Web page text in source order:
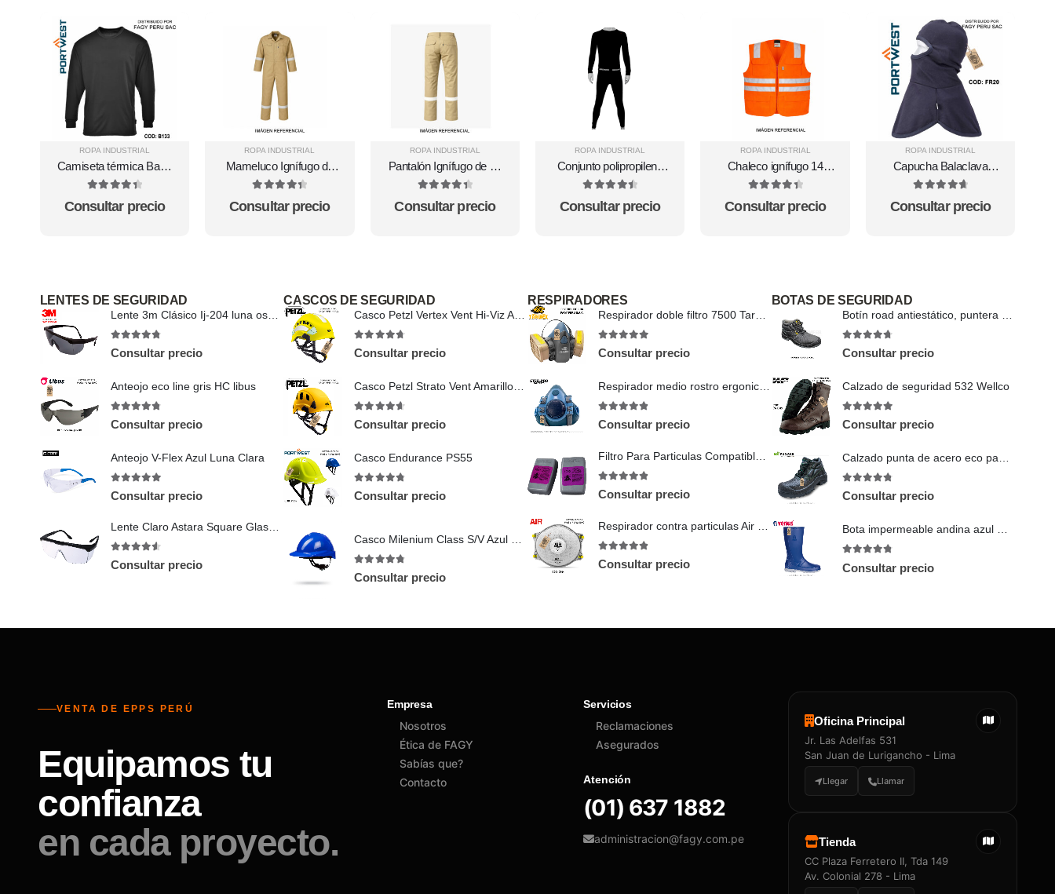
ROPA INDUSTRIAL
Camiseta térmica Base
Layer B133
Consultar precio
ROPA INDUSTRIAL
Mameluco Ignífugo de
34 cal/cm² con Cinta
Consultar precio
ROPA INDUSTRIAL
Pantalón Ignífugo de 34
cal/cm² con Cinta
Consultar precio
ROPA INDUSTRIAL
Conjunto polipropileno
HD1 man color negro
Consultar precio
ROPA INDUSTRIAL
Chaleco ignífugo 14
cal/cm² antiflama
Consultar precio
ROPA INDUSTRIAL
Capucha Balaclava
FR20
Consultar precio
LENTES DE SEGURIDAD
Lente 3m Clásico Ij-204 luna oscuro
Consultar precio
Anteojo eco line gris HC libus
Consultar precio
Anteojo V-Flex Azul Luna Clara
Consultar precio
Lente Claro Astara Square Glass Antifog.
4.5 out of 5
Consultar precio
CASCOS DE SEGURIDAD
Consultar precio
Consultar precio
Casco Endurance PS55
Consultar precio
4.71 out of 5
Consultar precio
RESPIRADORES
Consultar precio
4.8 out of 5
Consultar precio
4.75 out of 5
Consultar precio
Consultar precio
BOTAS DE SEGURIDAD
Consultar precio
Calzado de seguridad 532 Wellco
Consultar precio
4.71 out of 5
Consultar precio
Bota impermeable andina azul marino gris
Consultar precio
VENTA DE EPPS PERÚ
Equipamos tu
confianza
en cada proyecto.
Empresa
Nosotros
Ética de FAGY
Sabías que?
Contacto
Servicios
Reclamaciones
Asegurados
Atención
(01) 637 1882
administracion@fagy.com.pe
Oficina Principal
Jr. Las Adelfas 531
San Juan de Lurigancho - Lima
Llegar Llamar
Tienda
CC Plaza Ferretero II, Tda 149
Av. Colonial 278 - Lima